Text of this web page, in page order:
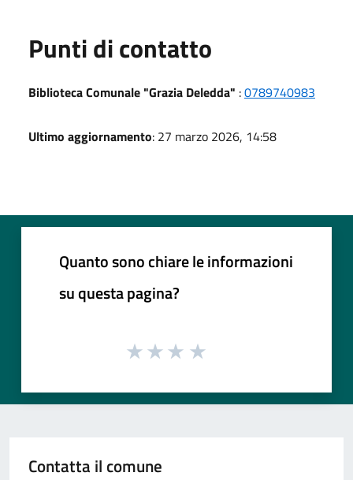
Punti di contatto
Biblioteca Comunale "Grazia Deledda" :0789740983
Ultimo aggiornamento: 27 marzo 2026, 14:58
Quanto sono chiare le informazioni
su questa pagina?
Contatta il comune